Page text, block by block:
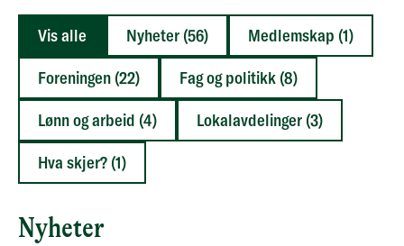
Vis alle Nyheter (56) Medlemskap (1)
Foreningen (22) Fag og politikk (8)
Lønn og arbeid (4) Lokalavdelinger (3)
Hva skjer? (1)
Nyheter